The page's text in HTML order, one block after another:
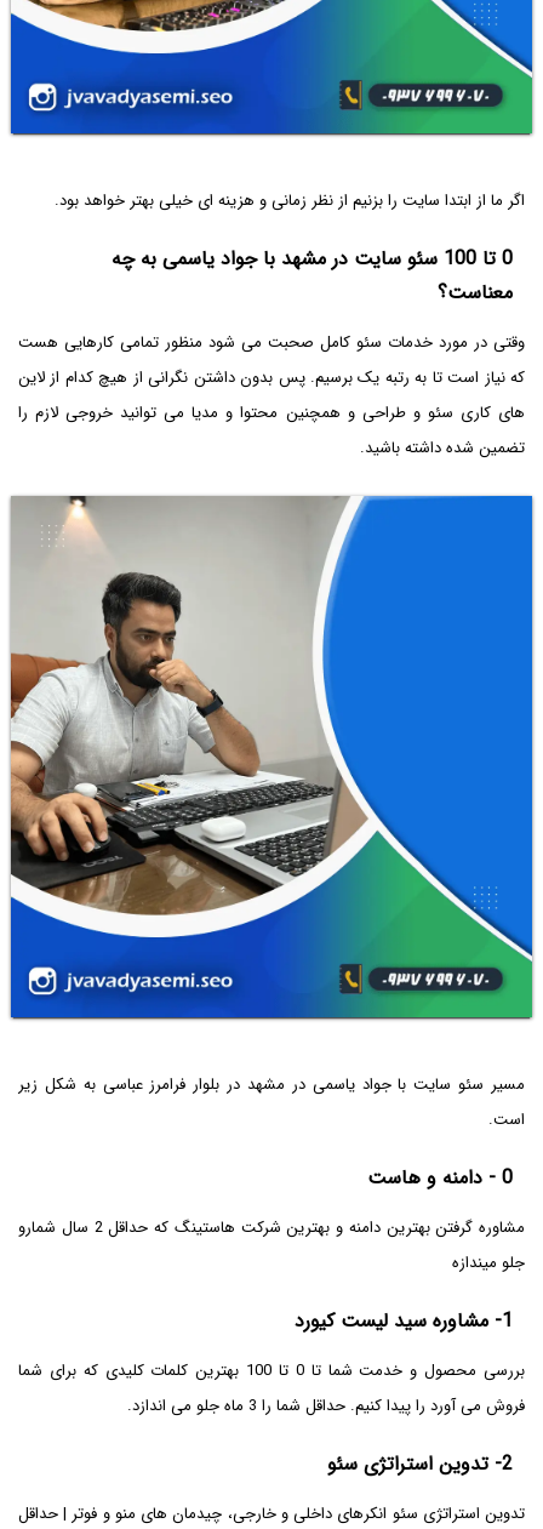
اگر ما از ابتدا سایت را بزنیم از نظر زمانی و هزینه ای خیلی بهتر خواهد بود.
0 تا 100 سئو سایت در مشهد با جواد یاسمی به چه
معناست؟
وقتی در مورد خدمات سئو کامل صحبت می شود منظور تمامی کارهایی هست
که نیاز است تا به رتبه یک برسیم. پس بدون داشتن نگرانی از هیچ کدام از لاین
های کاری سئو و طراحی و همچنین محتوا و مدیا می توانید خروجی لازم را
تضمین شده داشته باشید.
مسیر سئو سایت با جواد یاسمی در مشهد در بلوار فرامرز عباسی به شکل زیر
است.
0 - دامنه و هاست
مشاوره گرفتن بهترین دامنه و بهترین شرکت هاستینگ که حداقل 2 سال شمارو
جلو میندازه
1- مشاوره سید لیست کیورد
بررسی محصول و خدمت شما تا 0 تا 100 بهترین کلمات کلیدی که برای شما
فروش می آورد را پیدا کنیم. حداقل شما را 3 ماه جلو می اندازد.
2- تدوین استراتژی سئو
تدوین استراتژی سئو انکرهای داخلی و خارجی، چیدمان های منو و فوتر | حداقل